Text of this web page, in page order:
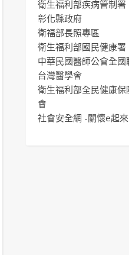
衛生福利部疾病管制署
彰化縣政府
衛福部長照專區
衛生福利部國民健康署
中華民國醫師公會全國
台灣醫學會
衛生福利部全民健康保
會
社會安全網 -關懷e起來